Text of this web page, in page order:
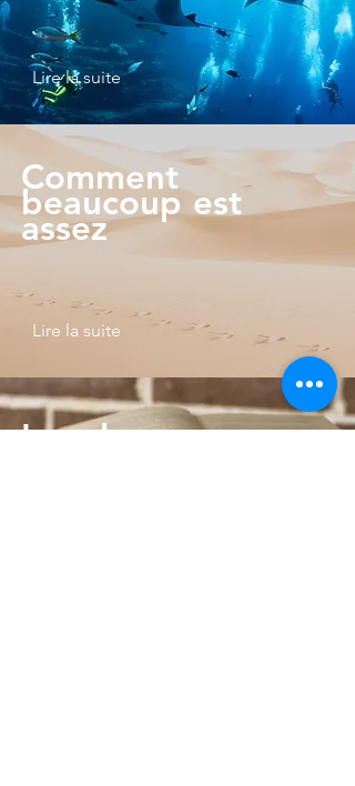
Lire la suite
Comment
beaucoup est
assez
Lire la suite
Les slogans